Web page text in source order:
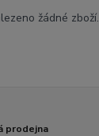
žádné zboží.
prodejna